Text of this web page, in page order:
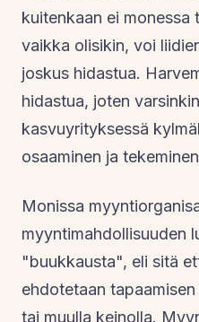
kuitenkaan ei monessa
vaikka olisikin, voi
joskus hidastua.
hidastua, joten
kasvuyrityksessä
osaaminen ja
Monissa
myyntimahdollisuuden
"buukkausta", eli sitä
ehdotetaan
tai muulla keinolla.